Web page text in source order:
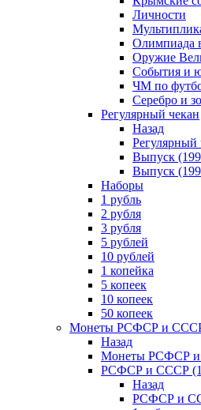
Личности
Олимпиада
Оружие
События и
ЧМ по
Серебро и
Регулярный чекан
Назад
Регулярный
Выпуск
Выпуск
Наборы
1 рубль
2 рубля
3 рубля
5 рублей
10 рублей
1 копейка
5 копеек
10 копеек
50 копеек
Монеты РСФСР и
Назад
Монеты РСФСР
РСФСР и СССР
Назад
РСФСР и